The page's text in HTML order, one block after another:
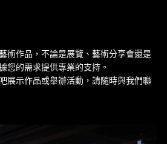
術作品，不論是展覽、藝術分享會還是
您的需求提供專業的支持。
展示作品或舉辦活動，請隨時與我們聯